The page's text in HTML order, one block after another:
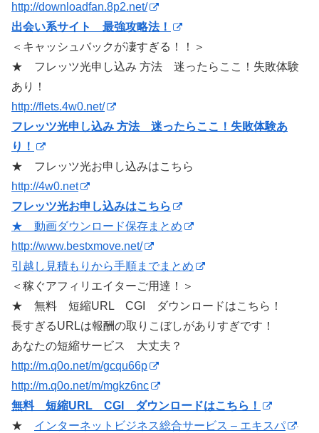
http://downloadfan.8p2.net/
出会い系サイト 最強攻略法！
＜キャッシュバックが凄すぎる！！＞
★ フレッツ光申し込み 方法 迷ったらここ！失敗体験
あり！
http://flets.4w0.net/
フレッツ光申し込み 方法 迷ったらここ！失敗体験あ
り！
★ フレッツ光お申し込みはこちら
http://4w0.net
フレッツ光お申し込みはこちら
★ 動画ダウンロード保存まとめ
http://www.bestxmove.net/
引越し見積もりから手順までまとめ
＜稼ぐアフィリエイターご用達！＞
★ 無料 短縮URL CGI ダウンロードはこちら！
長すぎるURLは報酬の取りこぼしがありすぎです！
あなたの短縮サービス 大丈夫？
http://m.q0o.net/m/gcqu66p
http://m.q0o.net/m/mgkz6nc
無料 短縮URL CGI ダウンロードはこちら！
★ インターネットビジネス総合サービス – エキスパ